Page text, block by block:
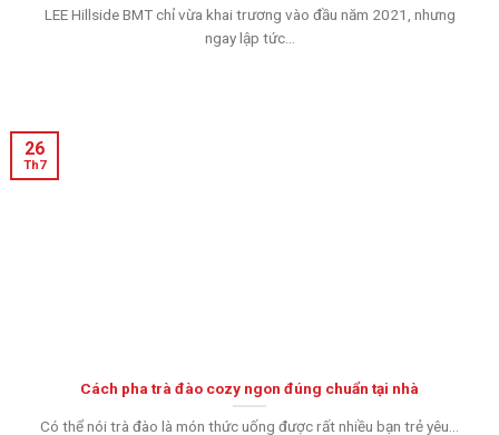
LEE Hillside BMT chỉ vừa khai trương vào đầu năm 2021, nhưng
ngay lập tức...
Cách pha trà đào cozy ngon đúng chuẩn tại nhà
Có thể nói trà đào là món thức uống được rất nhiều bạn trẻ yêu...
26
Th7